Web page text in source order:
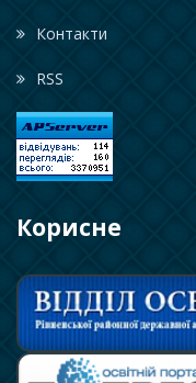
Контакти
RSS
Корисне